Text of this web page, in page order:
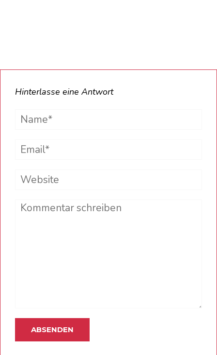
Hinterlasse eine Antwort
Name*
Email*
Website
Comment